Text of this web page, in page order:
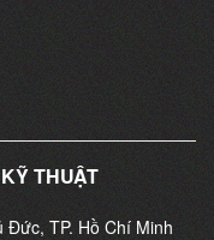
THUẬT
TP. Hồ Chí Minh